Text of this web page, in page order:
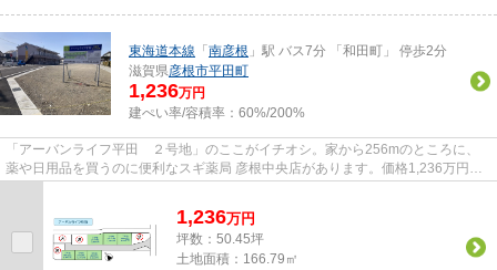
東海道本線 「 南彦根 」駅 バス7分 「和田町」 停歩2分
滋賀県彦根市平田町
1,236万円
建ぺい率/容積率： 60%/200%
「アーバンライフ平田 ２号地」のここがイチオシ。家から256mのところに、
薬や日用品を買うのに便利なスギ薬局 彦根中央店があります。価格1,236万円の
1,236万円
坪数：50.45坪
土地面積：166.79㎡